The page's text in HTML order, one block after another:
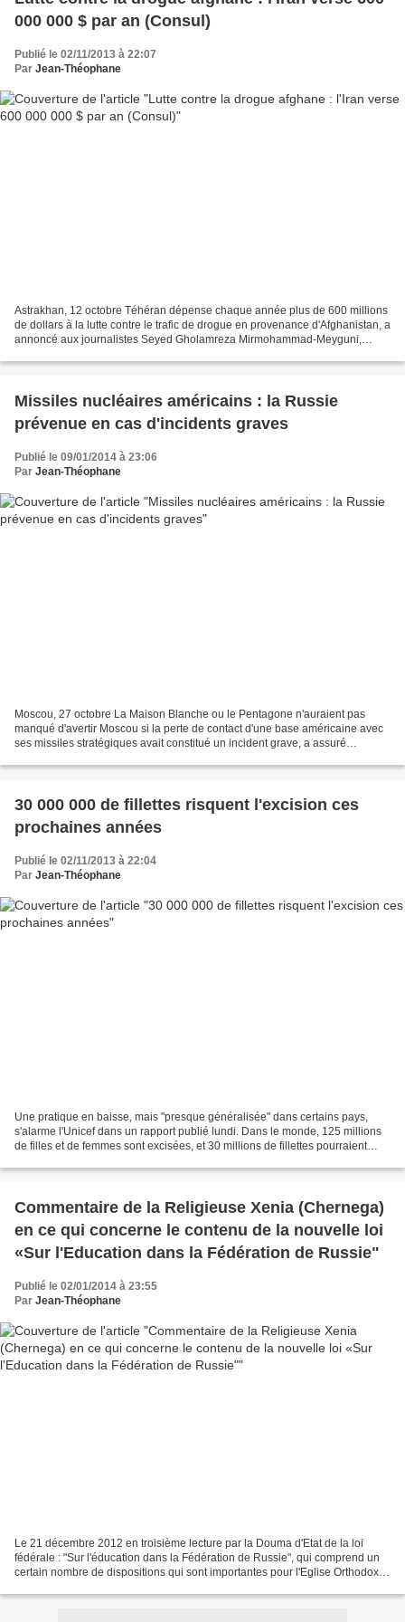
000 000 $ par an (Consul)
Publié le 02/11/2013 à 22:07
Par Jean-Théophane
Astrakhan, 12 octobre Téhéran dépense chaque année plus de 600 millions
de dollars à la lutte contre le trafic de drogue en provenance d'Afghanistan, a
annoncé aux journalistes Seyed Gholamreza Mirmohammad-Meyguni,
Missiles nucléaires américains : la Russie
prévenue en cas d'incidents graves
Publié le 09/01/2014 à 23:06
Par Jean-Théophane
Moscou, 27 octobre La Maison Blanche ou le Pentagone n'auraient pas
manqué d'avertir Moscou si la perte de contact d'une base américaine avec
ses missiles stratégiques avait constitué un incident grave, a assuré
30 000 000 de fillettes risquent l'excision ces
prochaines années
Publié le 02/11/2013 à 22:04
Par Jean-Théophane
Une pratique en baisse, mais "presque généralisée" dans certains pays,
s'alarme l'Unicef dans un rapport publié lundi. Dans le monde, 125 millions
de filles et de femmes sont excisées, et 30 millions de fillettes pourraient
Commentaire de la Religieuse Xenia (Chernega)
en ce qui concerne le contenu de la nouvelle loi
«Sur l'Education dans la Fédération de Russie"
Publié le 02/01/2014 à 23:55
Par Jean-Théophane
Le 21 décembre 2012 en troisième lecture par la Douma d'Etat de la loi
fédérale : "Sur l'éducation dans la Fédération de Russie", qui comprend un
certain nombre de dispositions qui sont importantes pour l'Eglise Orthodoxe